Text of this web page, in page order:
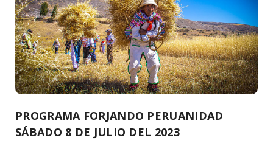
PROGRAMA FORJANDO PERUANIDAD
SÁBADO 8 DE JULIO DEL 2023